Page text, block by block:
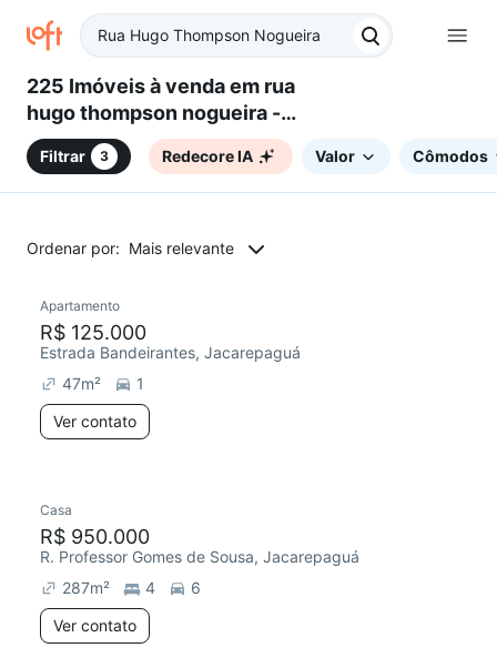
225 Imóveis à venda em rua
hugo thompson nogueira -
Jacarepaguá, Rio de Janeiro, RJ
Filtrar 3 Redecore IA Valor Cômodos
Ordenar por: Mais relevante
Chegou este mês
Apartamento
R$ 125.000
Estrada Bandeirantes, Jacarepaguá
47m²
1
Ver contato
Casa
R$ 950.000
R. Professor Gomes de Sousa, Jacarepaguá
287m² 4
6
Ver contato